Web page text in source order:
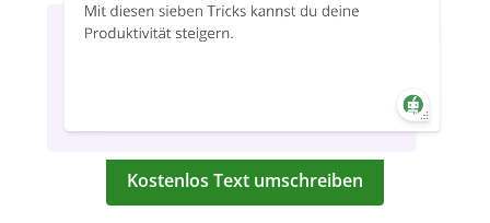
Kostenlos Text umschreiben